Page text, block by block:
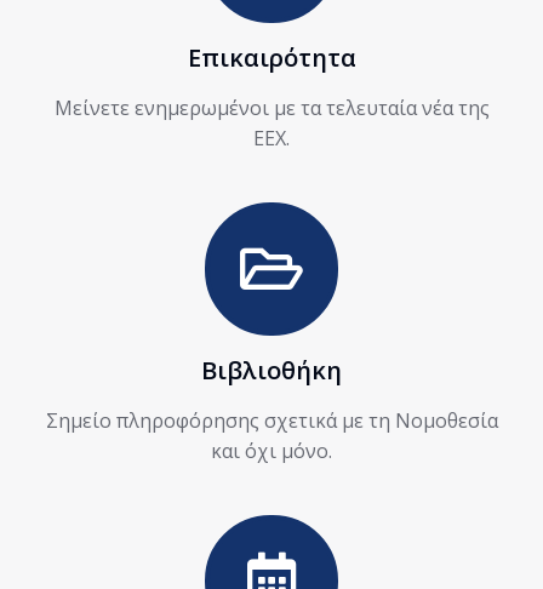
Επικαιρότητα
Μείνετε ενημερωμένοι με τα τελευταία νέα της
ΕΕΧ.
Βιβλιοθήκη
Σημείο πληροφόρησης σχετικά με τη Νομοθεσία
και όχι μόνο.